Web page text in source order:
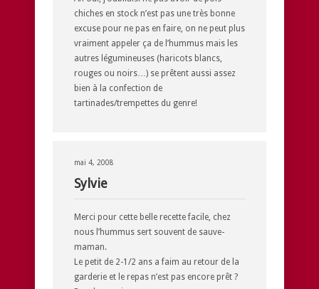
chiches en stock n’est pas une très bonne
excuse pour ne pas en faire, on ne peut plus
vraiment appeler ça de l’hummus mais les
autres légumineuses (haricots blancs,
rouges ou noirs…) se prêtent aussi assez
bien à la confection de
tartinades/trempettes du genre!
mai 4, 2008
Sylvie
Merci pour cette belle recette facile, chez
nous l’hummus sert souvent de sauve-
maman.
Le petit de 2-1/2 ans a faim au retour de la
garderie et le repas n’est pas encore prêt ?